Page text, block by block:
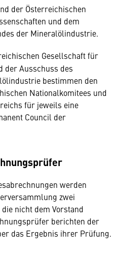
der Österreichischen
und dem
der Mineralölindustrie.
Gesellschaft für
der Ausschuss des
bestimmen den
Nationalkomitees und
für jeweils eine
Council der
werden
zwei
nicht dem Vorstand
berichten der
das Ergebnis ihrer Prüfung.